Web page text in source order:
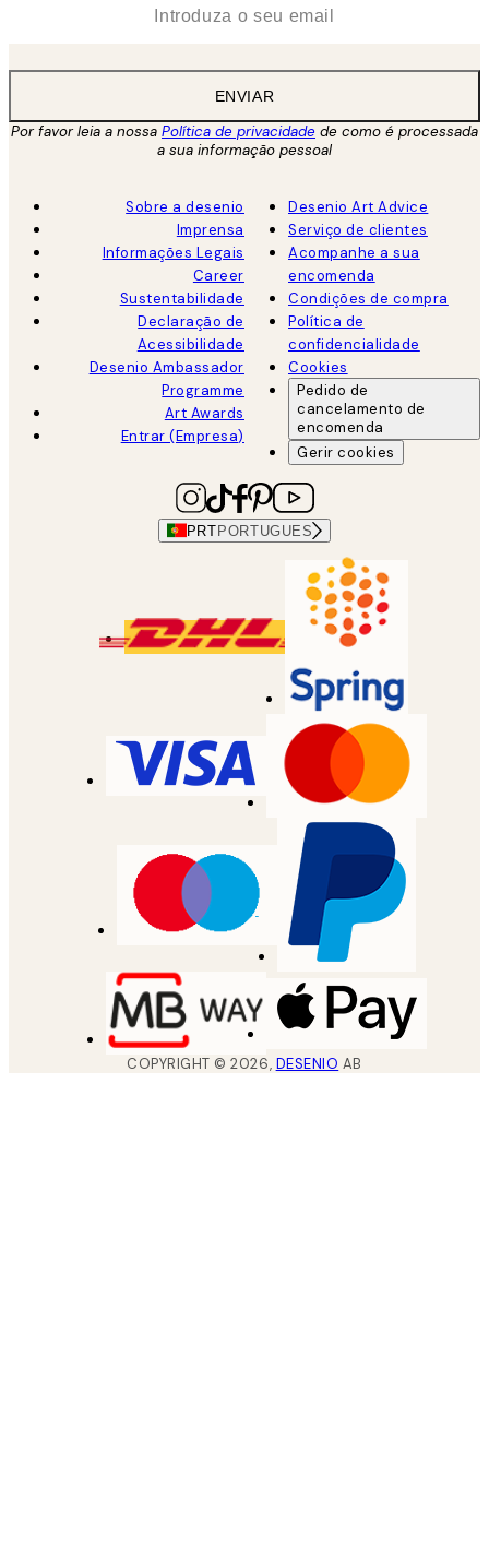
ENVIAR
Por favor leia a nossa Política de privacidade de como é processada
a sua informação pessoal
Sobre a desenio
Imprensa
Informações Legais
Career
Sustentabilidade
Declaração de
Acessibilidade
Desenio Ambassador
Programme
Art Awards
Entrar (Empresa)
Desenio Art Advice
Serviço de clientes
Acompanhe a sua
encomenda
Condições de compra
Política de
confidencialidade
Cookies
Pedido de
cancelamento de
encomenda
Gerir cookies
PRTPORTUGUES
COPYRIGHT ©2026, DESENIO AB